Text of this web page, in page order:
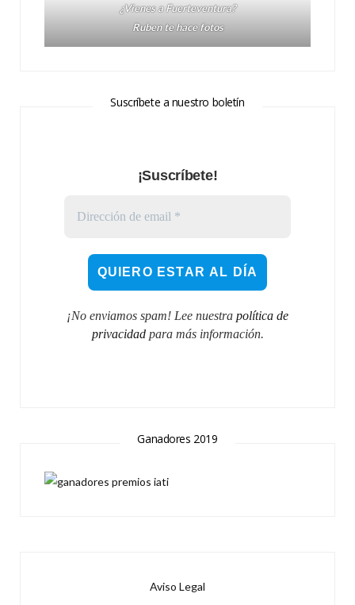
¿Vienes a Fuerteventura?
Ruben te hace fotos
Suscríbete a nuestro boletín
¡Suscríbete!
¡No enviamos spam! Lee nuestra política de
privacidadpara más información.
Ganadores 2019
Aviso Legal